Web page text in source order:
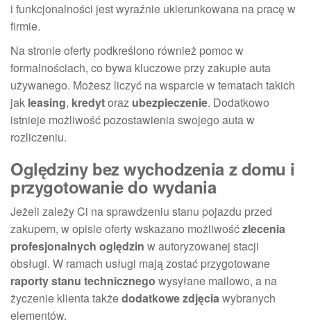
i funkcjonalności jest wyraźnie ukierunkowana na pracę w
firmie.
Na stronie oferty podkreślono również pomoc w
formalnościach, co bywa kluczowe przy zakupie auta
używanego. Możesz liczyć na wsparcie w tematach takich
jak leasing, kredytoraz ubezpieczenie. Dodatkowo
istnieje możliwość pozostawienia swojego auta w
rozliczeniu.
Oględziny bez wychodzenia z domu i
przygotowanie do wydania
Jeżeli zależy Ci na sprawdzeniu stanu pojazdu przed
zakupem, w opisie oferty wskazano możliwośćzlecenia
profesjonalnych oględzin w autoryzowanej stacji
obsługi. W ramach usługi mają zostać przygotowane
raporty stanu technicznego wysyłane mailowo, a na
życzenie klienta takżedodatkowe zdjęciawybranych
elementów.